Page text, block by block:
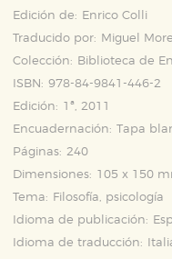
Edición de:
Enrico Colli
Traducido por:
Miguel
Colección:
Biblioteca de
ISBN: 978-84-9841-446-2
Edición: 1ª, 2011
Encuadernación: Tapa
Páginas: 240
Dimensiones: 105 x 150
Tema:
Filosofía, psicología
Idioma de publicación:
Idioma de traducción: